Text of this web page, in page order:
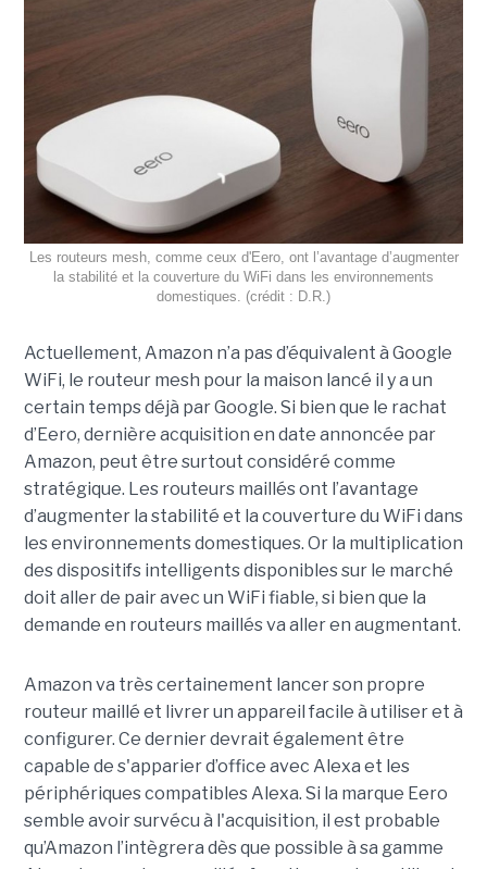
Les routeurs mesh, comme ceux d'Eero, ont l’avantage d’augmenter
la stabilité et la couverture du WiFi dans les environnements
domestiques. (crédit : D.R.)
Actuellement, Amazon n’a pas d’équivalent à Google
WiFi, le routeur mesh pour la maison lancé il y a un
certain temps déjà par Google. Si bien que le rachat
d’Eero, dernière acquisition en date annoncée par
Amazon, peut être surtout considéré comme
stratégique. Les routeurs maillés ont l’avantage
d’augmenter la stabilité et la couverture du WiFi dans
les environnements domestiques. Or la multiplication
des dispositifs intelligents disponibles sur le marché
doit aller de pair avec un WiFi fiable, si bien que la
demande en routeurs maillés va aller en augmentant.
Amazon va très certainement lancer son propre
routeur maillé et livrer un appareil facile à utiliser et à
configurer. Ce dernier devrait également être
capable de s'apparier d’office avec Alexa et les
périphériques compatibles Alexa. Si la marque Eero
semble avoir survécu à l'acquisition, il est probable
qu’Amazon l’intègrera dès que possible à sa gamme